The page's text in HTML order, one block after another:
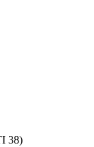
38)